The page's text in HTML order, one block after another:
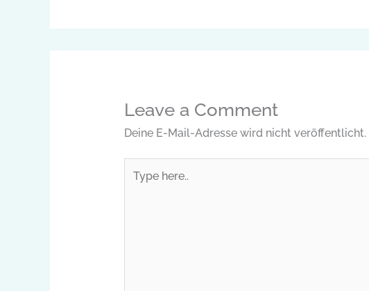
Leave a Comment
Deine E-Mail-Adresse wird nicht veröffentlicht.
here..